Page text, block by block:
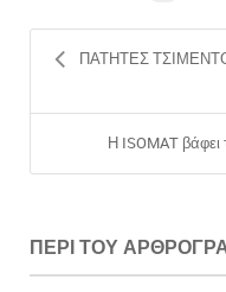
ΠΑΤΗΤΕΣ
Η ISOMAT
ΠΕΡΊ ΤΟΥ